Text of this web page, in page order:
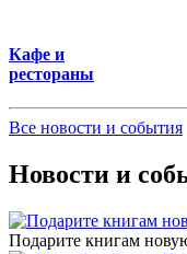
Кафе и
рестораны
Все новости и события
Новости и
Подарите книгам